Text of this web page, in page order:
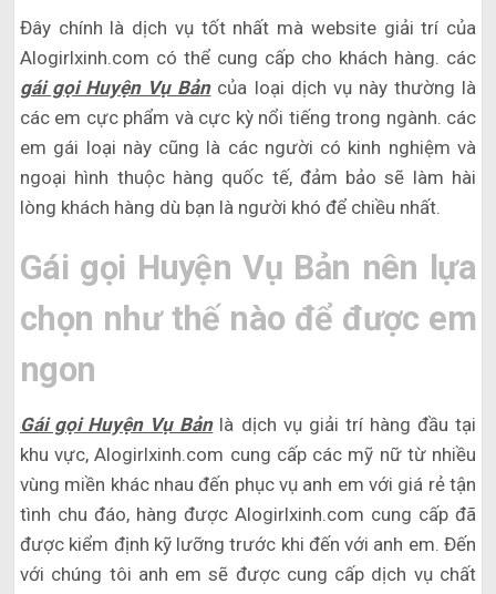
Đây chính là dịch vụ tốt nhất mà website giải trí của
Alogirlxinh.com có thể cung cấp cho khách hàng. các
gái gọi Huyện Vụ Bảncủa loại dịch vụ này thường là
các em cực phẩm và cực kỳ nổi tiếng trong ngành. các
em gái loại này cũng là các người có kinh nghiệm và
ngoại hình thuộc hàng quốc tế, đảm bảo sẽ làm hài
lòng khách hàng dù bạn là người khó để chiều nhất.
Gái gọi Huyện Vụ Bản nên lựa
chọn như thế nào để được em
ngon
Gái gọi Huyện Vụ Bảnlà dịch vụ giải trí hàng đầu tại
khu vực, Alogirlxinh.com cung cấp các mỹ nữ từ nhiều
vùng miền khác nhau đến phục vụ anh em với giá rẻ tận
tình chu đáo, hàng được Alogirlxinh.com cung cấp đã
được kiểm định kỹ lưỡng trước khi đến với anh em. Đến
với chúng tôi anh em sẽ được cung cấp dịch vụ chất